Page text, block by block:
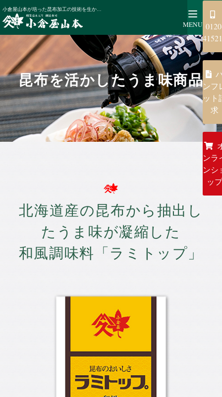
小倉屋山本が培った昆布加工の技術を生かし、日常的に使える調味料やお菓子に仕立てました。昆布の旨味を生かした商品が、日々の食生活に彩りを添えてくれるでしょう。
MENU
ンフ
ット
求
ンラ
ンシ
ップ
昆布商品のご案内 昆布を活かしたうま味商品
昆布を活かしたうま味商品
北海道産の昆布から抽出し
たうま味が凝縮した
和風調味料「ラミトップ」